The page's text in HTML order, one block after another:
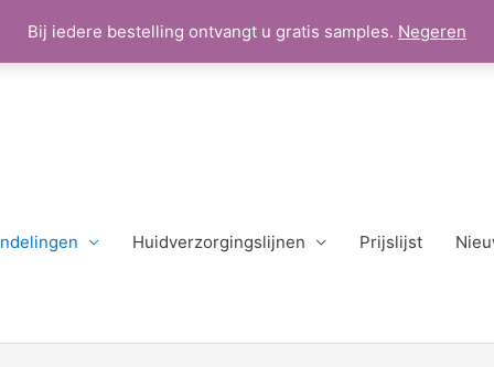
Bij iedere bestelling ontvangt u gratis samples. Negeren
Huidverzorgingslijnen Prijslijst